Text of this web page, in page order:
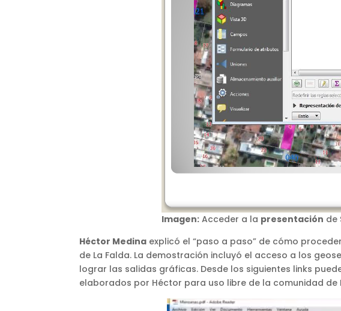
Imagen: Acceder a la presentación de
Héctor Medina explicó el “paso a paso” de cómo
de La Falda. La demostración incluyó el acceso a los
lograr las salidas gráficas. Desde los siguientes links
elaborados por Héctor para uso libre de la comunidad de